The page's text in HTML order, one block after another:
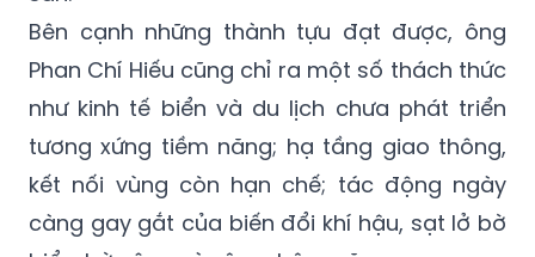
Bên cạnh những thành tựu đạt được, ông
Phan Chí Hiếu cũng chỉ ra một số thách thức
như kinh tế biển và du lịch chưa phát triển
tương xứng tiềm năng; hạ tầng giao thông,
kết nối vùng còn hạn chế; tác động ngày
càng gay gắt của biến đổi khí hậu, sạt lở bờ